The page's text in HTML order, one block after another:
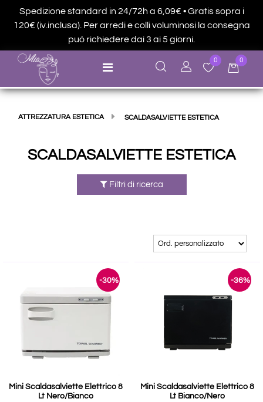
Spedizione standard in 24/72h a 6,09€ • Gratis sopra i
120€ (iv.inclusa). Per arredi e colli voluminosi la consegna
può richiedere dai 3 ai 5 giorni.
Open menu
0 0
ATTREZZATURA ESTETICA SCALDASALVIETTE ESTETICA
SCALDASALVIETTE ESTETICA
Filtri di ricerca
-30%
Mini Scaldasalviette Elettrico 8
Lt Nero/Bianco
-36%
Mini Scaldasalviette Elettrico 8
Lt Bianco/Nero